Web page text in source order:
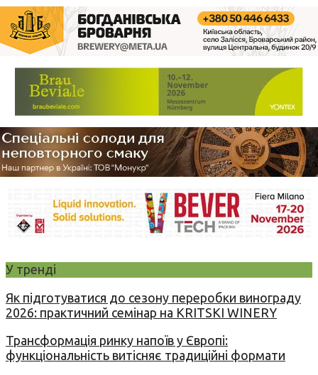
У тренді
Як підготуватися до сезону переробки винограду
2026: практичний семінар на KRITSKI WINERY
Трансформація ринку напоїв у Європі:
функціональність витісняє традиційні формати